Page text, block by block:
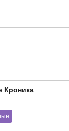
Кроника